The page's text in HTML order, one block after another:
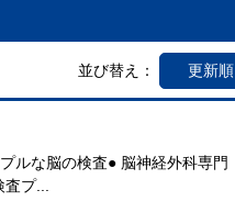
並び替え： 更新順
ルな脳の検査● 脳神経外科専門
プ...